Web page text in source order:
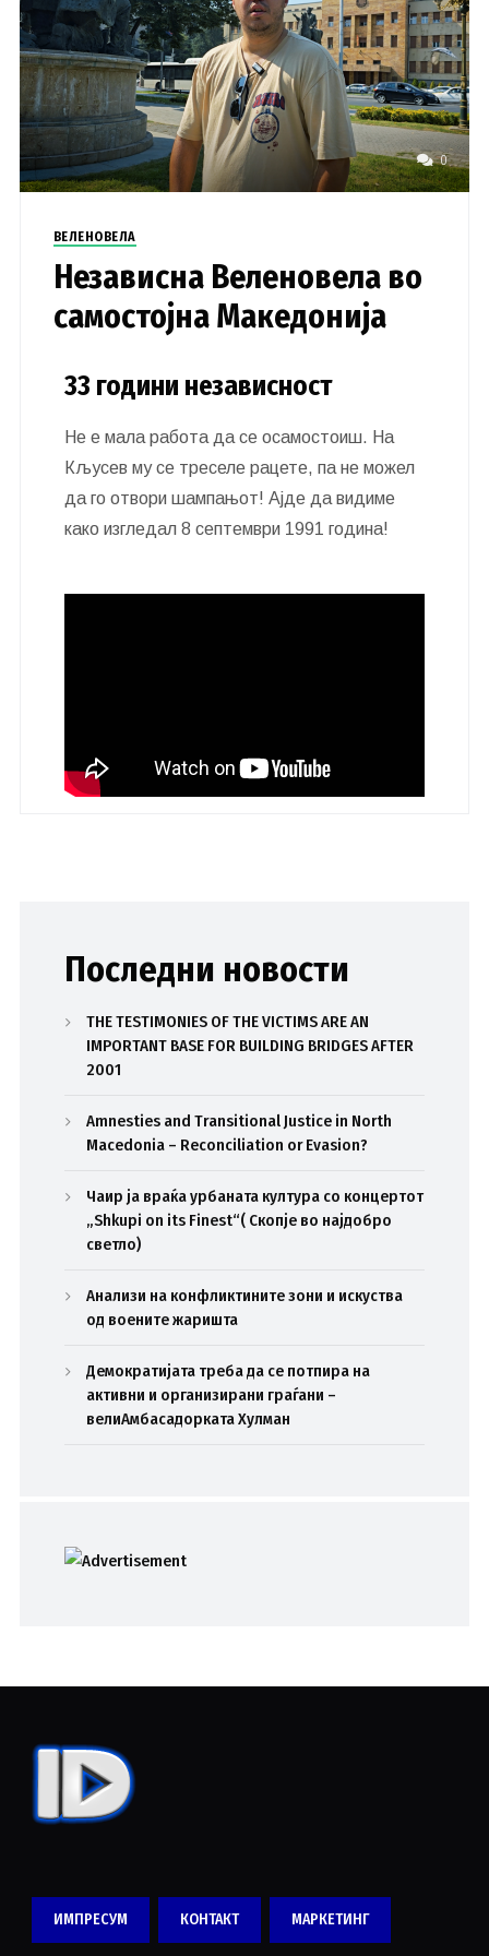
0
ВЕЛЕНОВЕЛА
Независна Веленовела во
самостојна Македонија
33 години независност
Не е мала работа да се осамостоиш. На
Кљусев му се треселе рацете, па не можел
да го отвори шампањот! Ајде да видиме
како изгледал 8 септември 1991 година!
Последни новости
THE TESTIMONIES OF THE VICTIMS ARE AN
IMPORTANT BASE FOR BUILDING BRIDGES AFTER
2001
Amnesties and Transitional Justice in North
Macedonia – Reconciliation or Evasion?
Чаир ја враќа урбаната култура со концертот
„Shkupi on its Finest“( Скопје во најдобро
светло)
Анализи на конфликтините зони и искуства
од воените жаришта
Демократијата треба да се потпира на
активни и организирани граѓани –
велиАмбасадорката Хулман
ИМПРЕСУМ КОНТАКТ МАРКЕТИНГ